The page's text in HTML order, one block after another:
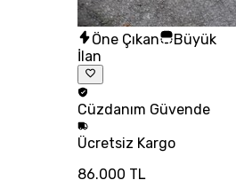
Öne Çıkan
Büyük
İlan
Cüzdanım Güvende
Ücretsiz Kargo
86.000 TL